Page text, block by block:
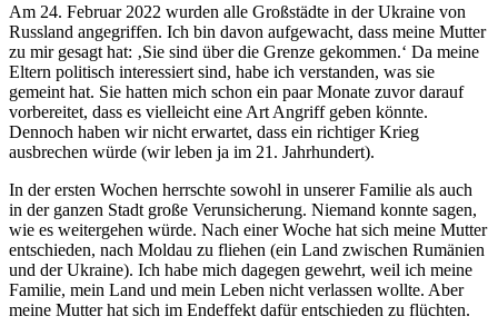
Am 24. Februar 2022 wurden alle Großstädte in der Ukraine von
Russland angegriffen. Ich bin davon aufgewacht, dass meine Mutter
zu mir gesagt hat: ‚Sie sind über die Grenze gekommen.‘ Da meine
Eltern politisch interessiert sind, habe ich verstanden, was sie
gemeint hat. Sie hatten mich schon ein paar Monate zuvor darauf
vorbereitet, dass es vielleicht eine Art Angriff geben könnte.
Dennoch haben wir nicht erwartet, dass ein richtiger Krieg
ausbrechen würde (wir leben ja im 21. Jahrhundert).
In der ersten Wochen herrschte sowohl in unserer Familie als auch
in der ganzen Stadt große Verunsicherung. Niemand konnte sagen,
wie es weitergehen würde. Nach einer Woche hat sich meine Mutter
entschieden, nach Moldau zu fliehen (ein Land zwischen Rumänien
und der Ukraine). Ich habe mich dagegen gewehrt, weil ich meine
Familie, mein Land und mein Leben nicht verlassen wollte. Aber
meine Mutter hat sich im Endeffekt dafür entschieden zu flüchten.